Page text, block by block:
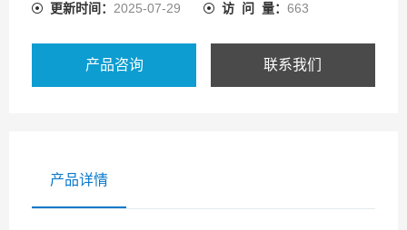
更新时间： 2025-07-29 访 问 量： 663
产品咨询 联系我们
产品详情